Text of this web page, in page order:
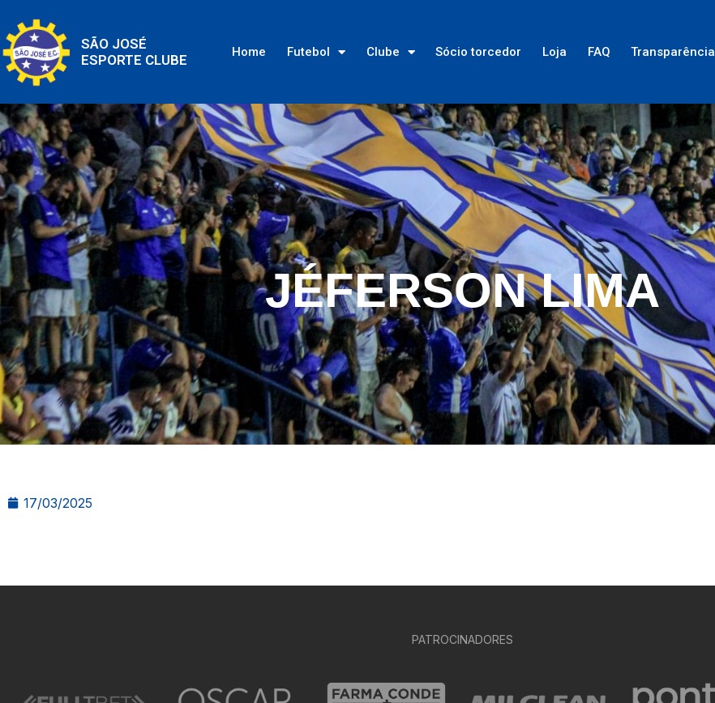
SÃO JOSÉ
ESPORTE CLUBE
Home Futebol Clube Sócio torcedor Loja FAQ Transparência
JÉFERSON LIMA
17/03/2025
PATROCINADORES